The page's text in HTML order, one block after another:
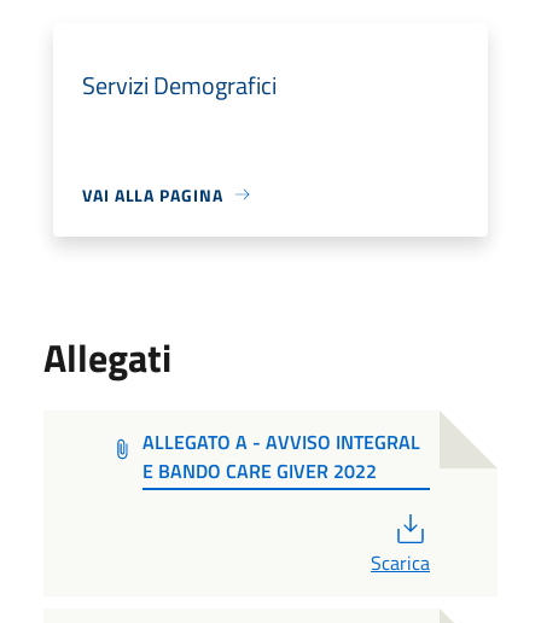
Servizi Demografici
VAI ALLA PAGINA
Allegati
ALLEGATO A - AVVISO INTEGRAL
E BANDO CARE GIVER 2022
Scarica